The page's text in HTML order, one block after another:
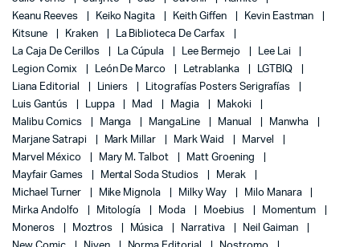
Keanu Reeves
Keiko Nagita Keith Giffen
Kevin Eastman
Kitsune
Kraken
La Biblioteca De Carfax
La Caja De Cerillos
La Cúpula Lee Bermejo
Lee Lai
Legion Comix
León De Marco Letrablanka
LGTBIQ
Liana Editorial
Liniers
Litografías Posters Serigrafías
Luis Gantús
Luppa Mad Magia
Makoki
Malibu Comics
Manga MangaLine Manual
Manwha
Marjane Satrapi
Mark Millar Mark Waid
Marvel
Marvel México
Mary M. Talbot
Matt Groening
Mayfair Games
Mental Soda Studios
Merak
Michael Turner
Mike Mignola Milky Way
Milo Manara
Mirka Andolfo
Mitología Moda Moebius
Momentum
Moneros
Moztros Música Narrativa
Neil Gaiman